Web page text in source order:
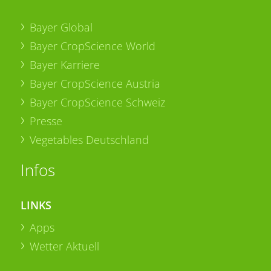
Bayer Global
Bayer CropScience World
Bayer Karriere
Bayer CropScience Austria
Bayer CropScience Schweiz
Presse
Vegetables Deutschland
Infos
LINKS
Apps
Wetter Aktuell